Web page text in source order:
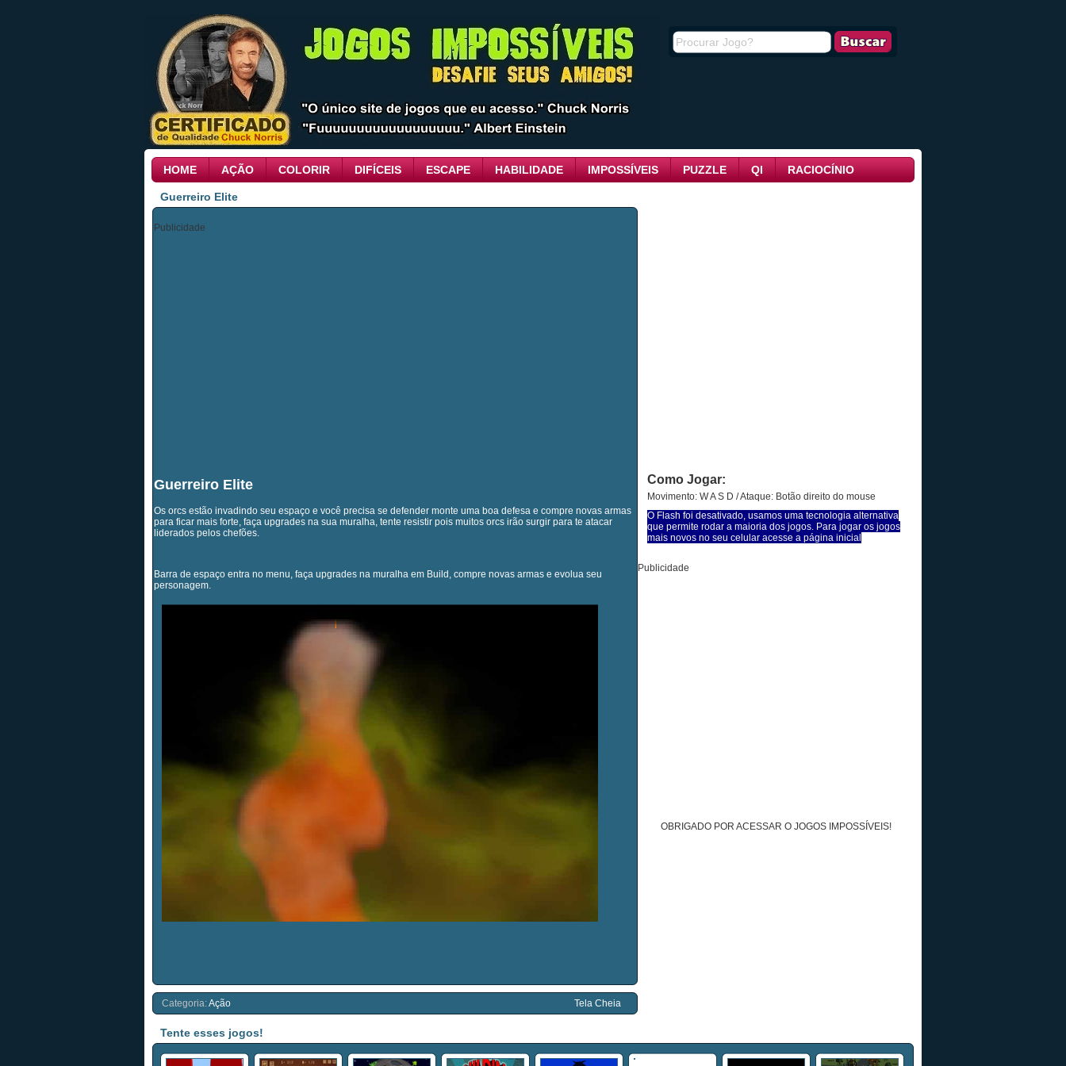
HOME AÇÃO COLORIR DIFÍCEIS ESCAPE HABILIDADE IMPOSSÍVEIS PUZZLE QI RACIOCÍNIO
Guerreiro Elite
Publicidade
Guerreiro Elite
Os orcs estão invadindo seu espaço e você precisa se defender monte uma boa defesa e compre novas armas
para ficar mais forte, faça upgrades na sua muralha, tente resistir pois muitos orcs irão surgir para te atacar
liderados pelos chefões.
Barra de espaço entra no menu, faça upgrades na muralha em Build, compre novas armas e evolua seu
personagem.
Categoria:Ação Tela Cheia
Como Jogar:
Movimento: W A S D / Ataque: Botão direito do mouse
O Flash foi desativado, usamos uma tecnologia alternativa
que permite rodar a maioria dos jogos. Para jogar os jogos
mais novos no seu celular acesse a página inicial
Publicidade
OBRIGADO POR ACESSAR O JOGOS IMPOSSÍVEIS!
Tente esses jogos!